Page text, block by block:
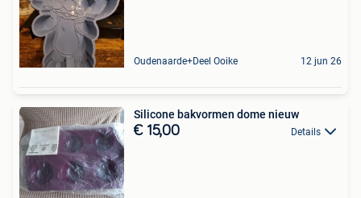
Oudenaarde+Deel Ooike 12 jun 26
Silicone bakvormen dome nieuw
€ 15,00 Details